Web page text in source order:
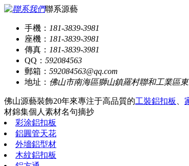
聯系源藝
手機： 181-3839-3981
座機： 181-3839-3981
傳真： 181-3839-3981
QQ： 592084563
郵箱： 592084563@qq.com
地址： 佛山市南海區獅山鎮羅村聯和工業區
佛山源藝裝飾20年來專注于高品質的工裝鋁扣板 、
材錦集個人素材名句摘抄
彩涂鋁扣板
鋁圓管天花
外墻鋁型材
木紋鋁扣板